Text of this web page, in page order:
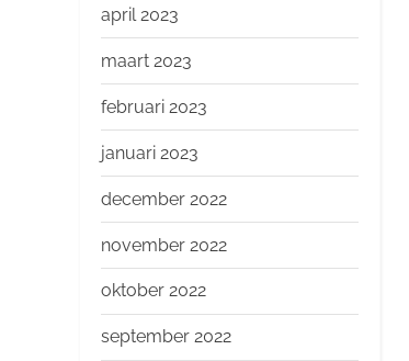
april 2023
maart 2023
februari 2023
januari 2023
december 2022
november 2022
oktober 2022
september 2022